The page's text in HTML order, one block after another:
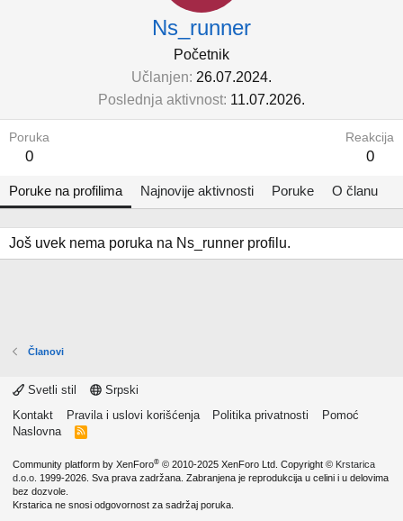
Ns_runner
Početnik
Učlanjen 26.07.2024.
Poslednja aktivnost 11.07.2026.
Poruka
0
Reakcija
0
Poruke na profilima Najnovije aktivnosti Poruke O članu
Još uvek nema poruka na Ns_runner profilu.
Članovi
Svetli stil
Srpski
Kontakt
Pravila i uslovi korišćenja Politika privatnosti
Pomoć
Naslovna
R
Community platform by XenForo® © 2010-2025 XenForo Ltd. Copyright © Krstarica
d.o.o. 1999-2026. Sva prava zadržana. Zabranjena je reprodukcija u celini i u delovima
bez dozvole.
Krstarica ne snosi odgovornost za sadržaj poruka.